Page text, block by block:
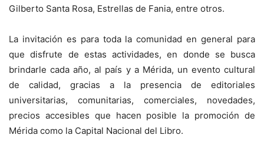
Gilberto Santa Rosa, Estrellas de Fania, entre otros.
La invitación es para toda la comunidad en general para
que disfrute de estas actividades, en donde se busca
brindarle cada año, al país y a Mérida, un evento cultural
de calidad, gracias a la presencia de editoriales
universitarias, comunitarias, comerciales, novedades,
precios accesibles que hacen posible la promoción de
Mérida como la Capital Nacional del Libro.